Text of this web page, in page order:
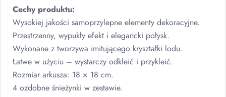
Cechy produktu:
Wysokiej jakości samoprzylepne elementy dekoracyjne.
Przestrzenny, wypukły efekt i elegancki połysk.
Wykonane z tworzywa imitującego kryształki lodu.
Łatwe w użyciu – wystarczy odkleić i przykleić.
Rozmiar arkusza: 18 × 18 cm.
4 ozdobne śnieżynki w zestawie.